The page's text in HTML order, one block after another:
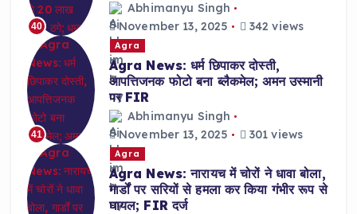
40
Abhimanyu Singh
November 13, 2025
342 views
41
Agra
Agra News: धर्म छिपाकर दोस्ती,
आपत्तिजनक फोटो बना ब्लैकमेल; अमन उस्मानी
पर FIR
Abhimanyu Singh
November 13, 2025
301 views
Agra
Agra News: नारायच में चोरों ने धावा बोला,
गार्डों पर सरियों से हमला कर किया गंभीर रूप से
घायल; FIR दर्ज